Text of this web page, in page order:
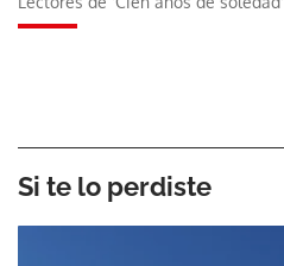
Si te lo perdiste